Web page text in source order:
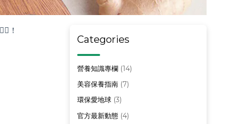
！
Categories
營養知識專欄 (14)
美容保養指南 (7)
環保愛地球 (3)
官方最新動態 (4)